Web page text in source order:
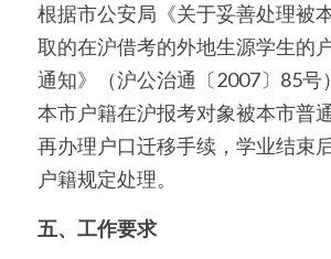
根据市公安局《关于妥善处理被
取的在沪借考的外地生源学生的
通知》（沪公治通〔2007〕85号
本市户籍在沪报考对象被本市普
再办理户口迁移手续，学业结束
户籍规定处理。
五、工作要求